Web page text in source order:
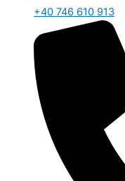
+40 746 610 913